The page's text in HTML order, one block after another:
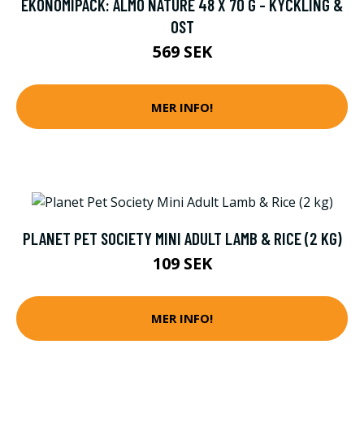
EKONOMIPACK: ALMO NATURE 48 X 70 G - KYCKLING &
OST
569 SEK
MER INFO!
PLANET PET SOCIETY MINI ADULT LAMB & RICE (2 KG)
109 SEK
MER INFO!